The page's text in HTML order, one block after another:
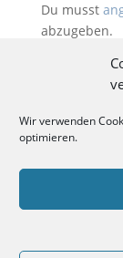
Wir verwenden
optimieren.
Du musst
abzugeben.
videosus
Süver Hang